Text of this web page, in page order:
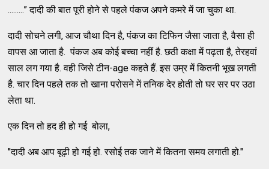
.........” दादी की बात पूरी होने से पहले पंकज अपने कमरे में जा चुका था.
दादी सोचने लगी, आज चौथा दिन है, पंकज का टिफिन जैसा जाता है, वैसा ही
वापस आ जाता है. पंकज अब कोई बच्चा नहीं है. छठी कक्षा में पढ़ता है, तेरहवां
साल लग गया है. वही जिसे टीन-age कहते हैं. इस उम्र में कितनी भूख लगती
है. चार दिन पहले तक तो खाना परोसने में तनिक देर होती तो घर सर पर उठा
लेता था.
एक दिन तो हद ही हो गई बोला,
''दादी अब आप बूढ़ी हो गई हो. रसोई तक जाने में कितना समय लगाती हो."